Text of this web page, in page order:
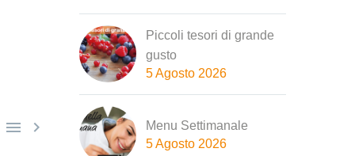
 
Piccoli tesori di grande
gusto
5 Agosto 2026
Menu Settimanale
5 Agosto 2026